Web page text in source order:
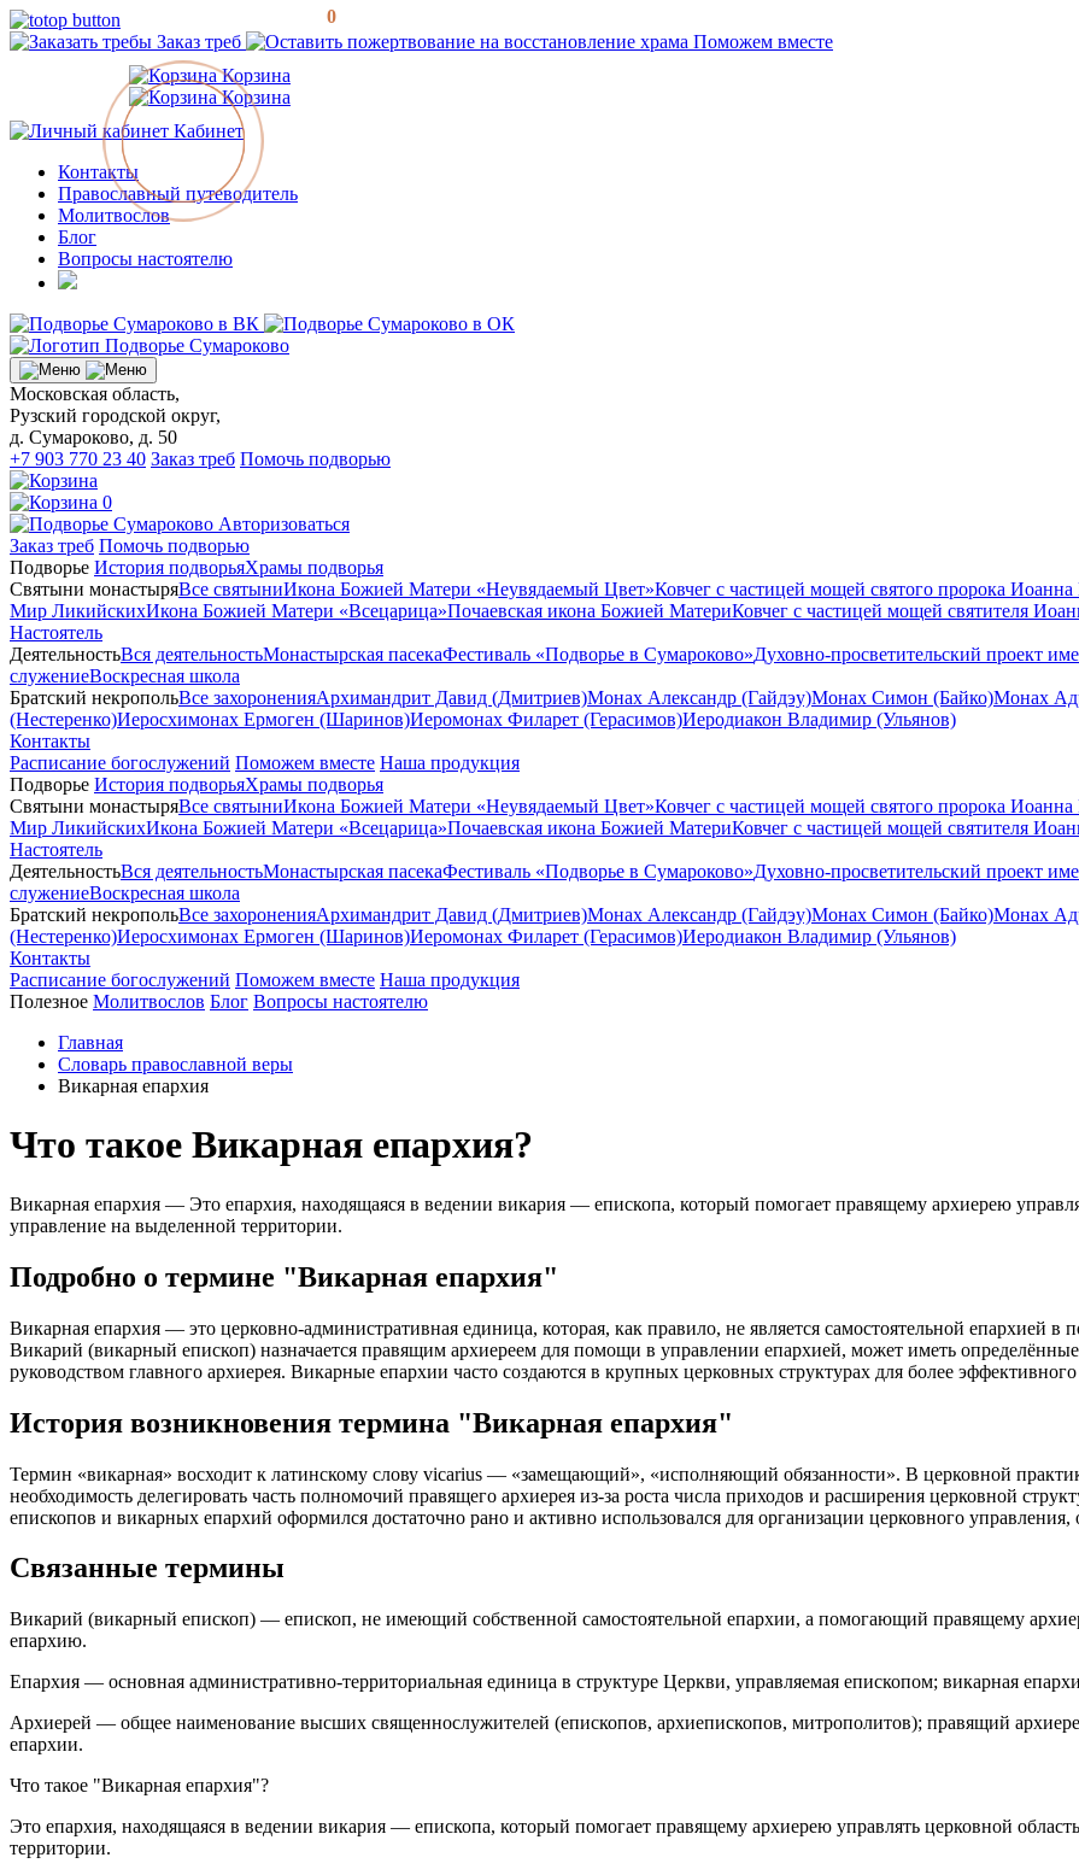
Заказ треб
Поможем вместе
Корзина
Корзина
0
Кабинет
Контакты
Православный путеводитель
Молитвослов
Блог
Вопросы настоятелю
Московская область,
Рузский городской округ,
д. Сумароково, д. 50
+7 903 770 23 40 Заказ треб Помочь подворью
0
Авторизоваться
Заказ треб Помочь подворью
Подворье История подворьяХрамы подворья
Святыни монастыряВсе святыниИкона Божией Матери «Неувядаемый Цвет»Ковчег с частицей мощей святого пророка Иоанна
Мир ЛикийскихИкона Божией Матери «Всецарица»Почаевская икона Божией МатериКовчег с частицей мощей святителя
Настоятель
ДеятельностьВся деятельностьМонастырская пасекаФестиваль «Подворье в Сумароково»Духовно-просветительский проект
служениеВоскресная школа
Братский некропольВсе захороненияАрхимандрит Давид (Дмитриев)Монах Александр (Гайдэу)Монах Симон (Байко)Монах
(Нестеренко)Иеросхимонах Ермоген (Шаринов)Иеромонах Филарет (Герасимов)Иеродиакон Владимир (Ульянов)
Контакты
Расписание богослужений Поможем вместе Наша продукция
Подворье История подворьяХрамы подворья
Святыни монастыряВсе святыниИкона Божией Матери «Неувядаемый Цвет»Ковчег с частицей мощей святого пророка Иоанна
Мир ЛикийскихИкона Божией Матери «Всецарица»Почаевская икона Божией МатериКовчег с частицей мощей святителя
Настоятель
ДеятельностьВся деятельностьМонастырская пасекаФестиваль «Подворье в Сумароково»Духовно-просветительский проект
служениеВоскресная школа
Братский некропольВсе захороненияАрхимандрит Давид (Дмитриев)Монах Александр (Гайдэу)Монах Симон (Байко)Монах
(Нестеренко)Иеросхимонах Ермоген (Шаринов)Иеромонах Филарет (Герасимов)Иеродиакон Владимир (Ульянов)
Контакты
Расписание богослужений Поможем вместе Наша продукция
Полезное Молитвослов Блог Вопросы настоятелю
Главная
Словарь православной веры
Викарная епархия
Что такое Викарная епархия?
Викарная епархия — Это епархия, находящаяся в ведении викария — епископа, который помогает правящему архиерею
управление на выделенной территории.
Подробно о термине "Викарная епархия"
Викарная епархия — это церковно‑административная единица, которая, как правило, не является самостоятельной епархией
Викарий (викарный епископ) назначается правящим архиереем для помощи в управлении епархией, может иметь
руководством главного архиерея. Викарные епархии часто создаются в крупных церковных структурах для более
История возникновения термина "Викарная епархия"
Термин «викарная» восходит к латинскому слову vicarius — «замещающий», «исполняющий обязанности». В церковной
необходимость делегировать часть полномочий правящего архиерея из‑за роста числа приходов и расширения церковной
епископов и викарных епархий оформился достаточно рано и активно использовался для организации церковного
Связанные термины
Викарий (викарный епископ) — епископ, не имеющий собственной самостоятельной епархии, а помогающий правящему
епархию.
Епархия — основная административно‑территориальная единица в структуре Церкви, управляемая епископом; викарная
Архиерей — общее наименование высших священнослужителей (епископов, архиепископов, митрополитов); правящий
епархии.
Что такое "Викарная епархия"?
Это епархия, находящаяся в ведении викария — епископа, который помогает правящему архиерею управлять церковной
территории.